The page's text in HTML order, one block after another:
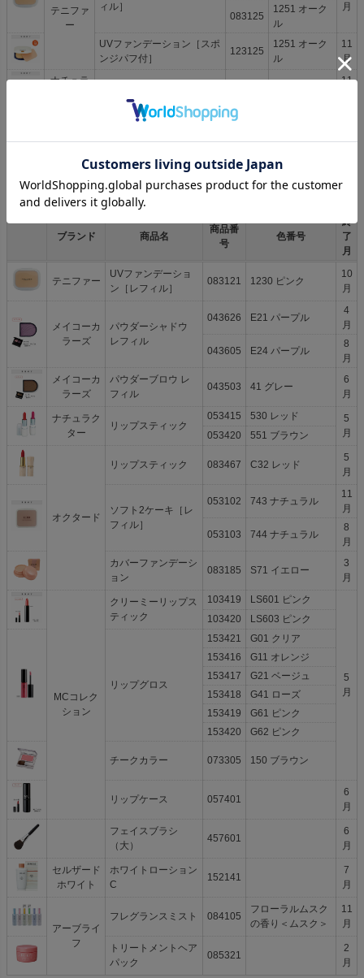
テニファ
ー
ィル］
月
083125
1251 オーク
ル
UVファンデーション［スポ
ンジパフ付］
123125
1251 オーク
ル
11
月
ナチュラ
11
トリートメントクレイマス
152403
販売終了【2023年】
ブランド 商品名
商品番
号
色番号
終
了
月
テニファー
UVファンデーショ
ン［レフィル］
083121 1230 ピンク
10
月
メイコーカ
ラーズ
パウダーシャドウ
レフィル
043626 E21 パープル
4
月
043605 E24 パープル
8
月
メイコーカ
ラーズ
パウダーブロウ レ
フィル
043503 41 グレー
6
月
ナチュラク
ター
リップスティック
053415 530 レッド
5
月
053420 551 ブラウン
オクタード
リップスティック 083467 C32 レッド
5
月
ソフト2ケーキ［レ
フィル］
053102 743 ナチュラル
11
月
053103 744 ナチュラル
8
月
カバーファンデーシ
ョン
083185 S71 イエロー
3
月
MCコレク
ション
クリーミーリップス
ティック
103419 LS601 ピンク
5
月
103420 LS603 ピンク
リップグロス
153421
G01 クリア
153416
G11 オレンジ
153417
G21 ベージュ
153418
G41 ローズ
153419
G61 ピンク
153420
G62 ピンク
チークカラー 073305 150 ブラウン
リップケース 057401
6
月
フェイスブラシ
（大）
457601
6
月
セルザード
ホワイト
ホワイトローション
C
152141
7
月
アーブライ
フ
フレグランスミスト 084105
フローラルムスク
の香り＜ムスク＞
11
月
トリートメントヘア
パック
085321
2
月